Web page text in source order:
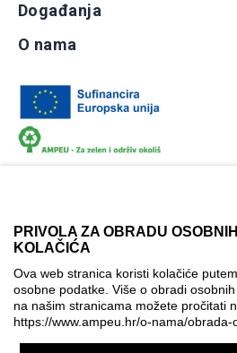
PRIVOLA ZA OBRADU
KOLAČIĆA
Ova web stranica koristi kolačiće
osobne podatke. Više o obradi
na našim stranicama možete pročitati
https://www.ampeu.hr/o-nama/
Događanja
O nama
Izjava o pristupačnosti
Politika korištenja kolačića